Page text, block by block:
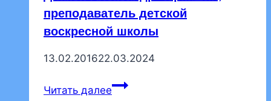
преподаватель детской
воскресной школы
13.02.201622.03.2024
Читать далееДиакон